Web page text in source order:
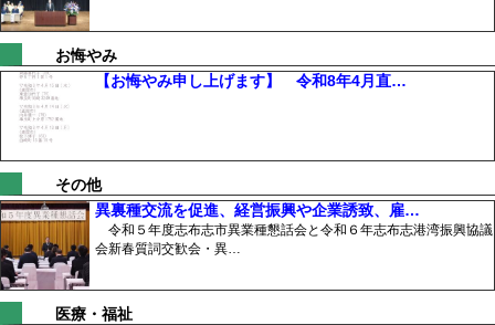
お悔やみ
【お悔やみ申し上げます】 令和8年4月直…
その他
異裏種交流を促進、経営振興や企業誘致、雇…
令和５年度志布志市異業種懇話会と令和６年志布志港湾振興協議
会新春質詞交歓会・異…
医療・福祉